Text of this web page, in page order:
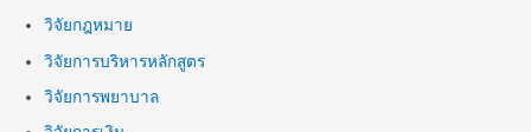
วิจัยกฎหมาย
วิจัยการบริหารหลักสูตร
วิจัยการพยาบาล